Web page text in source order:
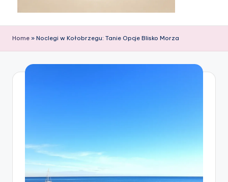
Home » Noclegi w Kołobrzegu: Tanie Opcje Blisko Morza